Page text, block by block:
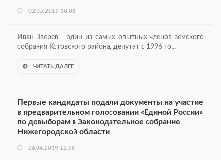
02.05.2019 10:00
Иван Зверев - один из самых опытных членов земского
собрания Кстовского района, депутат с 1996 го...
ЧИТАТЬ ДАЛЕЕ
Первые кандидаты подали документы на участие
в предварительном голосовании «Единой России»
по довыборам в Законодательное собрание
Нижегородской области
26.04.2019 12:50